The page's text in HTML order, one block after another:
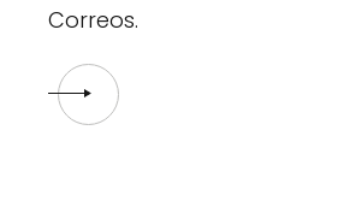
Correos.